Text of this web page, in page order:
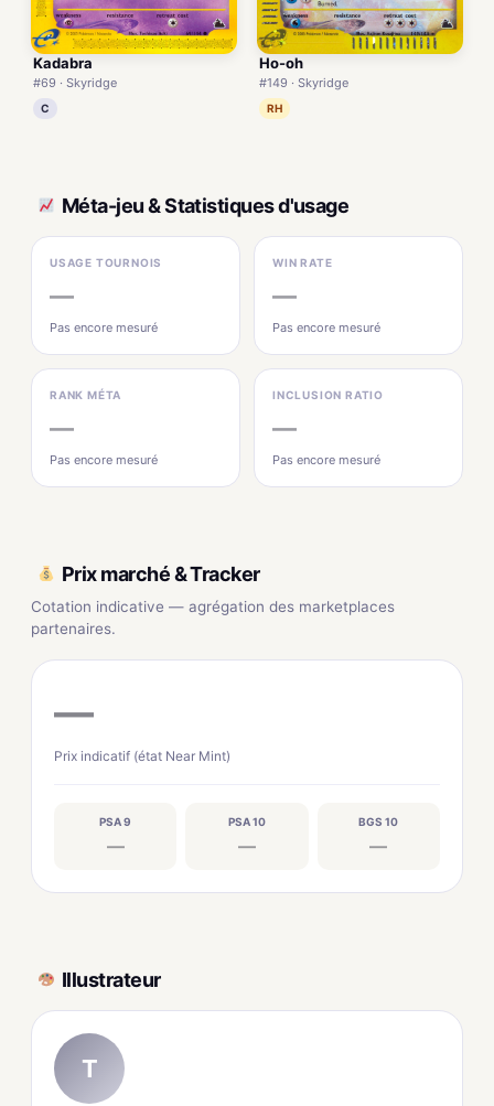
Kadabra
#69 · Skyridge
C
Ho-oh
#149 · Skyridge
RH
Méta-jeu & Statistiques d'usage
USAGE TOURNOIS
—
Pas encore mesuré
WIN RATE
—
Pas encore mesuré
RANK MÉTA
—
Pas encore mesuré
INCLUSION RATIO
—
Pas encore mesuré
Prix marché & Tracker
Cotation indicative — agrégation des marketplaces
partenaires.
—
Prix indicatif (état Near Mint)
PSA 9
—
PSA 10
—
BGS 10
—
Illustrateur
T